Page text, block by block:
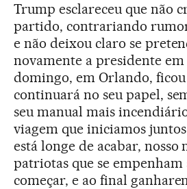
Trump esclareceu que não
partido, contrariando
e não deixou claro se
novamente a presidente em
domingo, em Orlando,
continuará no seu papel,
seu manual mais
viagem que iniciamos
está longe de acabar,
patriotas que se empenham
começar, e ao final